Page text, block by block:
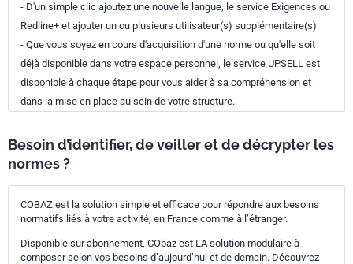
- D'un simple clic ajoutez une nouvelle langue, le service Exigences ou
Redline+ et ajouter un ou plusieurs utilisateur(s) supplémentaire(s).
- Que vous soyez en cours d'acquisition d'une norme ou qu'elle soit
déjà disponible dans votre espace personnel, le service UPSELL est
disponible à chaque étape pour vous aider à sa compréhension et
dans la mise en place au sein de votre structure.
Besoin d’identifier, de veiller et de décrypter les
normes ?
COBAZ est la solution simple et efficace pour répondre aux besoins
normatifs liés à votre activité, en France comme à l’étranger.
Disponible sur abonnement, CObaz est LA solution modulaire à
composer selon vos besoins d’aujourd’hui et de demain. Découvrez